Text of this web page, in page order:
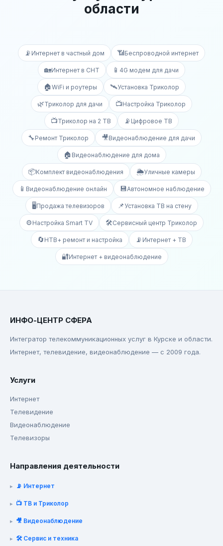
области
📡 Интернет в частный дом 📶Беспроводной интернет
🏡Интернет в СНТ 📱 4G модем для дачи
🏠WiFi и роутеры 🛰️Установка Триколор
🌿Триколор для дачи 📺Настройка Триколор
📺Триколор на 2 ТВ 📡 Цифровое ТВ
🔧Ремонт Триколор 🎥Видеонаблюдение для дачи
🏠 Видеонаблюдение для дома
📦Комплект видеонаблюдения 🌦️Уличные камеры
📱 Видеонаблюдение онлайн 💾Автономное наблюдение
🖥️Продажа телевизоров 📌Установка ТВ на стену
⚙️ Настройка Smart TV 🛠️Сервисный центр Триколор
🔄НТВ+ ремонт и настройка 📡 Интернет + ТВ
🔐Интернет + видеонаблюдение
ИНФО-ЦЕНТР СФЕРА
Интегратор телекоммуникационных услуг в Курске и области.
Интернет, телевидение, видеонаблюдение — с 2009 года.
Услуги
Интернет
Телевидение
Видеонаблюдение
Телевизоры
Направления деятельности
📡 Интернет
📺 ТВ и Триколор
🎥 Видеонаблюдение
🛠️ Сервис и техника